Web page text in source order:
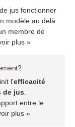
jus fonctionner
modèle au delà
membre de
plus »
l'efficacité
de jus
entre le
plus »